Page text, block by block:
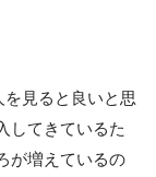
を見ると良いと思
してきているた
が増えているの